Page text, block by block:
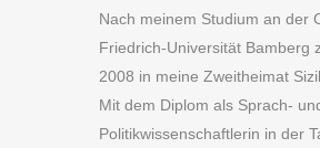
Nach meinem Studium an der
Friedrich-Universität Bamberg
2008 in meine Zweitheimat
Mit dem Diplom als Sprach-
Politikwissenschaftlerin in der